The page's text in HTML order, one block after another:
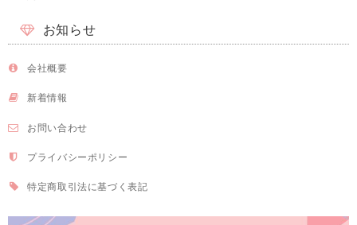
お知らせ
会社概要
新着情報
お問い合わせ
プライバシーポリシー
特定商取引法に基づく表記